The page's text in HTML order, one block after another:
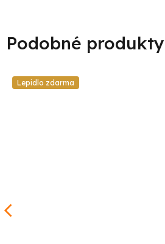
Lepidlo zdarma